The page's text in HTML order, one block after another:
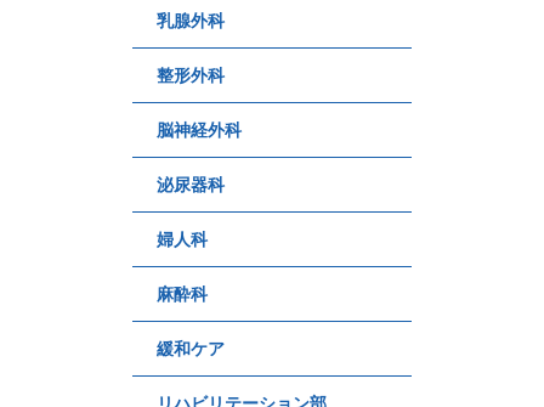
乳腺外科
整形外科
脳神経外科
泌尿器科
婦人科
麻酔科
緩和ケア
リハビリテーション部